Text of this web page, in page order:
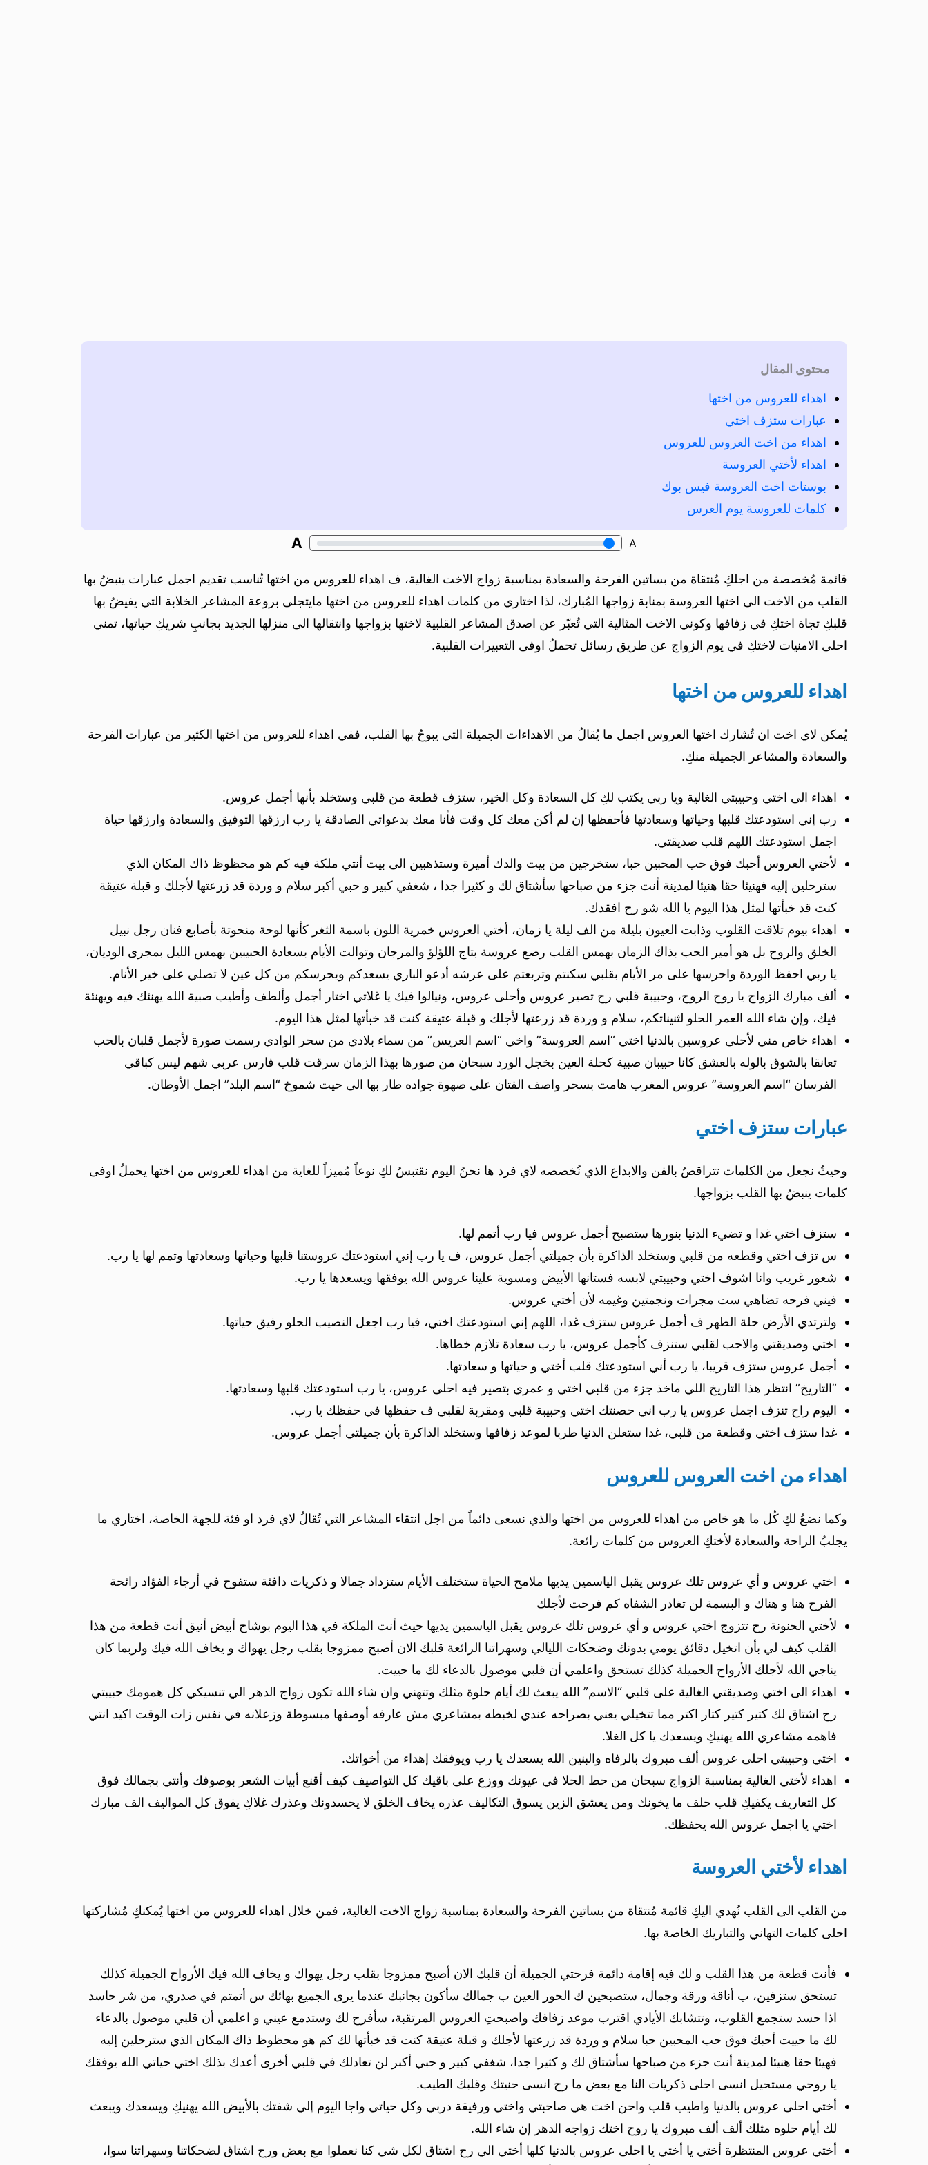
محتوى المقال
اهداء للعروس من اختها
عبارات ستزف اختي
اهداء من اخت العروس للعروس
اهداء لأختي العروسة
بوستات اخت العروسة فيس بوك
كلمات للعروسة يوم العرس
A
A
قائمة مُخصصة من اجلكِ مُنتقاة من بساتين الفرحة والسعادة بمناسبة زواج الاخت الغالية، ف اهداء للعروس من اختها تُناسب تقديم اجمل عبارات ينبضُ بها
القلب من الاخت الى اختها العروسة بمنابة زواجها المُبارك، لذا اختاري من كلمات اهداء للعروس من اختها مايتجلى بروعة المشاعر الخلابة التي يفيضُ بها
قلبكِ تجاة اختكِ في زفافها وكوني الاخت المثالية التي تُعبّر عن اصدق المشاعر القلبية لاختها بزواجها وانتقالها الى منزلها الجديد بجانبِ شريكِ حياتها، تمني
احلى الامنيات لاختكِ في يوم الزواج عن طريق رسائل تحملُ اوفى التعبيرات القلبية.
اهداء للعروس من اختها
يُمكن لاي اخت ان تُشارك اختها العروس اجمل ما يُقالُ من الاهداءات الجميلة التي يبوحُ بها القلب، ففي اهداء للعروس من اختها الكثير من عبارات الفرحة
والسعادة والمشاعر الجميلة منكِ.
اهداء الى اختي وحبيبتي الغالية ويا ربي يكتب لكِ كل السعادة وكل الخير، ستزف قطعة من قلبي وستخلد بأنها أجمل عروس.
رب إني استودعتك قلبها وحياتها وسعادتها فأحفظها إن لم أكن معك كل وقت فأنا معك بدعواتي الصادقة يا رب ارزقها التوفيق والسعادة وارزقها حياة
اجمل استودعتك اللهم قلب صديقتي.
لأختي العروس أحبك فوق حب المحبين حبا، ستخرجين من بيت والدك أميرة وستذهبين الى بيت أنتي ملكة فيه كم هو محظوظ ذاك المكان الذي
سترحلين إليه فهنيئا حقا هنيئا لمدينة أنت جزء من صباحها سأشتاق لك و كثيرا جدا ، شغفي كبير و حبي أكبر سلام و وردة قد زرعتها لأجلك و قبلة عتيقة
كنت قد خبأتها لمثل هذا اليوم يا الله شو رح افقدك.
اهداء بيوم تلاقت القلوب وذابت العيون بليلة من الف ليلة يا زمان، أختي العروس خمرية اللون باسمة الثغر كأنها لوحة منحوتة بأصابع فنان رجل نبيل
الخلق والروح بل هو أمير الحب بذاك الزمان بهمس القلب رصع عروسة بتاج اللؤلؤ والمرجان وتوالت الأيام بسعادة الحبيبين بهمس الليل بمجرى الوديان،
يا ربي احفظ الوردة واحرسها على مر الأيام بقلبي سكنتم وتربعتم على عرشه أدعو الباري يسعدكم ويحرسكم من كل عين لا تصلي على خير الأنام.
ألف مبارك الزواج يا روح الروح، وحبيبة قلبي رح تصير عروس وأحلى عروس، ونيالوا فيك يا غلاتي اختار أجمل وألطف وأطيب صبية الله يهنئك فيه ويهنئة
فيك، وإن شاء الله العمر الحلو لثنيناتكم، سلام و وردة قد زرعتها لأجلك و قبلة عتيقة كنت قد خبأتها لمثل هذا اليوم.
اهداء خاص مني لأحلى عروسين بالدنيا اختي “اسم العروسة” واخي “اسم العريس” من سماء بلادي من سحر الوادي رسمت صورة لأجمل قلبان بالحب
تعانقا بالشوق بالوله بالعشق كانا حبيبان صبية كحلة العين بخجل الورد سبحان من صورها بهذا الزمان سرقت قلب فارس عربي شهم ليس كباقي
الفرسان “اسم العروسة” عروس المغرب هامت بسحر واصف الفتان على صهوة جواده طار بها الى حيت شموخ “اسم البلد” اجمل الأوطان.
عبارات ستزف اختي
وحيثُ نجعل من الكلمات تتراقصُ بالفن والابداع الذي نُخصصه لاي فرد ها نحنُ اليوم نقتبسُ لكِ نوعاً مُميزاً للغاية من اهداء للعروس من اختها يحملُ اوفى
كلمات ينبضُ بها القلب بزواجها.
ستزف اختي غدا و تضيء الدنيا بنورها ستصبح أجمل عروس فيا رب أتمم لها.
س تزف اختي وقطعه من قلبي وستخلد الذاكرة بأن جميلتي أجمل عروس، ف يا رب إني استودعتك عروستنا قلبها وحياتها وسعادتها وتمم لها يا رب.
شعور غريب وانا اشوف اختي وحبيبتي لابسه فستانها الأبيض ومسوية علينا عروس الله يوفقها ويسعدها يا رب.
فيني فرحه تضاهي ست مجرات ونجمتين وغيمه لأن أختي عروس.
ولترتدي الأرض حلة الطهر ف أجمل عروس ستزف غدا، اللهم إني استودعتك اختي، فيا رب اجعل النصيب الحلو رفيق حياتها.
اختي وصديقتي والاحب لقلبي ستنزف كأجمل عروس، يا رب سعادة تلازم خطاها.
أجمل عروس ستزف قريبا، يا رب أني استودعتك قلب أختي و حياتها و سعادتها.
“التاريخ” انتظر هذا التاريخ اللي ماخذ جزء من قلبي اختي و عمري بتصير فيه احلى عروس، يا رب استودعتك قلبها وسعادتها.
اليوم راح تنزف اجمل عروس يا رب اني حصنتك اختي وحبيبة قلبي ومقربة لقلبي ف حفظها في حفظك يا رب.
غدا ستزف اختي وقطعة من قلبي، غدا ستعلن الدنيا طربا لموعد زفافها وستخلد الذاكرة بأن جميلتي أجمل عروس.
اهداء من اخت العروس للعروس
وكما نضعُ لكِ كُل ما هو خاص من اهداء للعروس من اختها والذي نسعى دائماً من اجل انتقاء المشاعر التي تُقالُ لاي فرد او فئة للجهة الخاصة، اختاري ما
يجلبُ الراحة والسعادة لأختكِ العروس من كلمات رائعة.
اختي عروس و أي عروس تلك عروس يقبل الياسمين يديها ملامح الحياة ستختلف الأيام ستزداد جمالا و ذكريات دافئة ستفوح في أرجاء الفؤاد رائحة
الفرح هنا و هناك و البسمة لن تغادر الشفاه كم فرحت لأجلك
لأختي الحنونة رح تتزوج اختي عروس و أي عروس تلك عروس يقبل الياسمين يديها حيث أنت الملكة في هذا اليوم بوشاح أبيض أنيق أنت قطعة من هذا
القلب كيف لي بأن اتخيل دقائق يومي بدونك وضحكات الليالي وسهراتنا الرائعة قلبك الان أصبح ممزوجا بقلب رجل يهواك و يخاف الله فيك ولربما كان
يناجي الله لأجلك الأرواح الجميلة كذلك تستحق واعلمي أن قلبي موصول بالدعاء لك ما حييت.
اهداء الى اختي وصديقتي الغالية على قلبي “الاسم” الله يبعث لك أيام حلوة مثلك وتتهني وان شاء الله تكون زواج الدهر الي تنسيكي كل همومك حبيبتي
رح اشتاق لك كتير كتير كتار اكتر مما تتخيلي يعني بصراحه عندي لخبطه بمشاعري مش عارفه أوصفها مبسوطة وزعلانه في نفس زات الوقت اكيد انتي
فاهمه مشاعري الله يهنيكِ ويسعدك يا كل الغلا.
اختي وحبيبتي احلى عروس ألف مبروك بالرفاه والبنين الله يسعدك يا رب ويوفقك إهداء من أخواتك.
اهداء لأختي الغالية بمناسبة الزواج سبحان من حط الحلا في عيونك ووزع على باقيك كل التواصيف كيف أقنع أبيات الشعر بوصوفك وأنتي بجمالك فوق
كل التعاريف يكفيكِ قلب حلف ما يخونك ومن يعشق الزين يسوق التكاليف عذره يخاف الخلق لا يحسدونك وعذرك غلاكِ يفوق كل المواليف الف مبارك
اختي يا اجمل عروس الله يحفظك.
اهداء لأختي العروسة
من القلب الى القلب نُهدي اليكِ قائمة مُنتقاة من بساتين الفرحة والسعادة بمناسبة زواج الاخت الغالية، فمن خلال اهداء للعروس من اختها يُمكنكِ مُشاركتها
احلى كلمات التهاني والتباريك الخاصة بها.
فأنت قطعة من هذا القلب و لك فيه إقامة دائمة فرحتي الجميلة أن قلبك الان أصبح ممزوجا بقلب رجل يهواك و يخاف الله فيك الأرواح الجميلة كذلك
تستحق ستزفين، ب أناقة ورقة وجمال، ستصبحين ك الحور العين ب جمالك سأكون بجانبك عندما يرى الجميع بهائك س أتمتم في صدري، من شر حاسد
اذا حسد ستجمع القلوب، وتتشابك الأيادي اقترب موعد زفافك واصبحتِ العروس المرتقبة، سأفرح لك وستدمع عيني و اعلمي أن قلبي موصول بالدعاء
لك ما حييت أحبك فوق حب المحبين حبا سلام و وردة قد زرعتها لأجلك و قبلة عتيقة كنت قد خبأتها لك كم هو محظوظ ذاك المكان الذي سترحلين إليه
فهيئا حقا هنيئا لمدينة أنت جزء من صباحها سأشتاق لك و كثيرا جدا، شغفي كبير و حبي أكبر لن تعادلك في قلبي أخرى أعدك بذلك اختي حياتي الله يوفقك
يا روحي مستحيل انسى احلى ذكريات النا مع بعض ما رح انسى حنيتك وقلبك الطيب.
أختي احلى عروس بالدنيا واطيب قلب واحن اخت هي صاحبتي واختي ورفيقة دربي وكل حياتي واجا اليوم إلي شفتك بالأبيض الله يهنيكِ ويسعدك ويبعث
لك أيام حلوه مثلك ألف ألف مبروك يا روح اختك زواجه الدهر إن شاء الله.
أختي عروس المنتظرة أختي يا أختي يا احلى عروس بالدنيا كلها أختي الي رح اشتاق لكل شي كنا نعملوا مع بعض ورح اشتاق لضحكاتنا وسهراتنا سوا،